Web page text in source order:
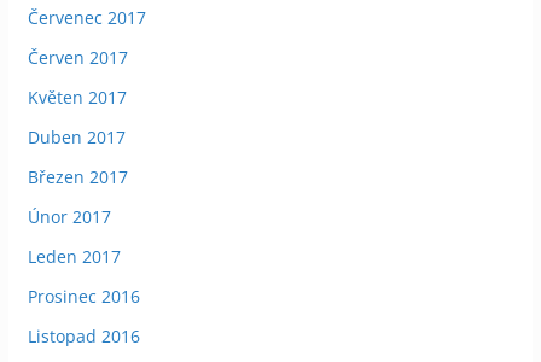
Červenec 2017
Červen 2017
Květen 2017
Duben 2017
Březen 2017
Únor 2017
Leden 2017
Prosinec 2016
Listopad 2016